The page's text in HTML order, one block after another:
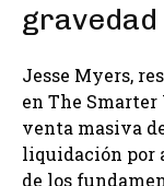
gravedad
Jesse Myers,
en The Smarter
venta masiva
liquidación por
de los